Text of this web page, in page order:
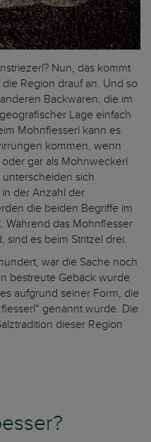
Nun, das kommt
Region drauf an. Und so
Backwaren, die im
Lage einfach
Mohnflesserl kann es
kommen, wenn
gar als Mohnweckerl
sich
der Anzahl der
die beiden Begriffe im
Während das Mohnflesser
sind es beim Stritzel drei.
war die Sache noch
bestreute Gebäck wurde
aufgrund seiner Form, die
genannt wurde. Die
dieser Region